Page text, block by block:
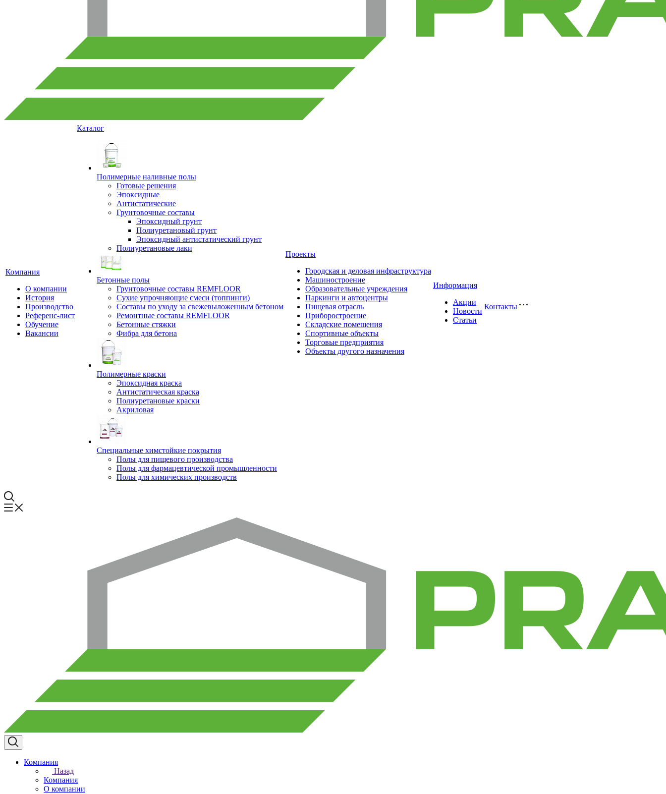
Компания
О компании
История
Производство
Референс-лист
Обучение
Вакансии
Каталог
Полимерные наливные полы
Готовые решения
Эпоксидные
Антистатические
Грунтовочные составы
Эпоксидный грунт
Полиуретановый грунт
Эпоксидный антистатический грунт
Полиуретановые лаки
Бетонные полы
Грунтовочные составы REMFLOOR
Сухие упрочняющие смеси (топпинги)
Составы по уходу за свежевыложенным бетоном
Ремонтные составы REMFLOOR
Бетонные стяжки
Фибра для бетона
Полимерные краски
Эпоксидная краска
Антистатическая краска
Полиуретановые краски
Акриловая
Специальные химстойкие покрытия
Полы для пищевого производства
Полы для фармацевтической промышленности
Полы для химических производств
Проекты
Городская и деловая инфраструктура
Машиностроение
Образовательные учреждения
Паркинги и автоцентры
Пищевая отрасль
Приборостроение
Складские помещения
Спортивные объекты
Торговые предприятия
Объекты другого назначения
Информация
Акции
Новости
Статьи
Контакты
Компания
Назад
Компания
О компании